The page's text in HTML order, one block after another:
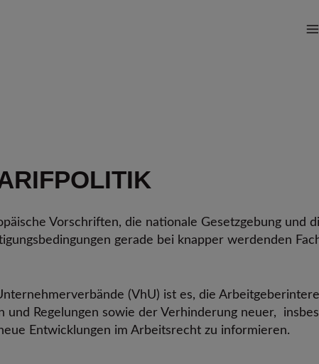
Vorschriften, die nationale Gesetzgebung und
gerade bei knapper werdenden
(VhU) ist es, die
und Regelungen sowie der Verhinderung neuer,
Entwicklungen im Arbeitsrecht zu informieren.